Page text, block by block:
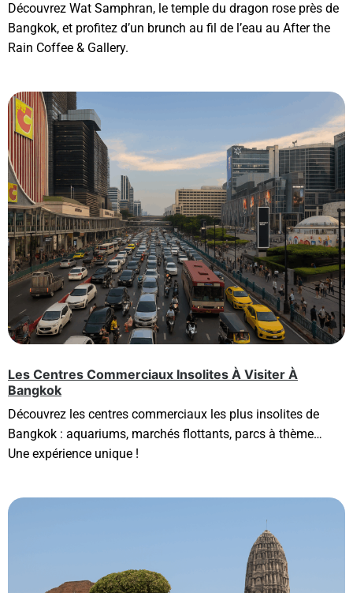
Découvrez Wat Samphran, le temple du dragon rose près de
Bangkok, et profitez d’un brunch au fil de l’eau au After the
Rain Coffee & Gallery.
Les Centres Commerciaux Insolites À Visiter À
Bangkok
Découvrez les centres commerciaux les plus insolites de
Bangkok : aquariums, marchés flottants, parcs à thème…
Une expérience unique !